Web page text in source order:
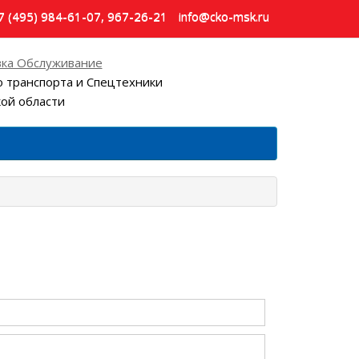
(495) 984-61-07, 967-26-21 info@cko-msk.ru
Обслуживание
и Спецтехники
области